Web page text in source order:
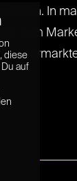
In
dem
diese
auf